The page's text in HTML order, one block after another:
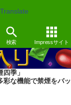
Translate
検索 Impressサイト
季」
彩な機能で禁煙をバッ